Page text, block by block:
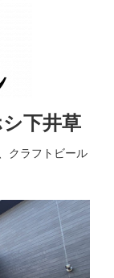
下井草
クラフトビール